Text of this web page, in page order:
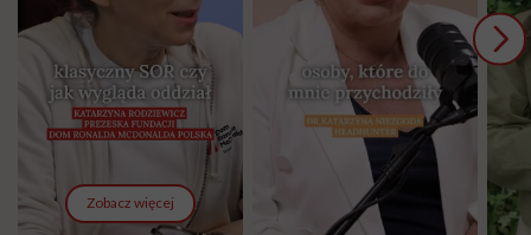
Zobacz więcej